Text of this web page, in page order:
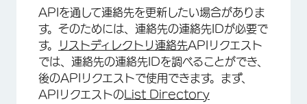
APIを通して連絡先を更新したい場合がありま
す。そのためには、連絡先の連絡先IDが必要で
す。
リストディレクトリ連絡先APIリクエスト
では、連絡先の連絡先IDを調べることができ、
後のAPIリクエストで使用できます。まず、
APIリクエストの List Directory